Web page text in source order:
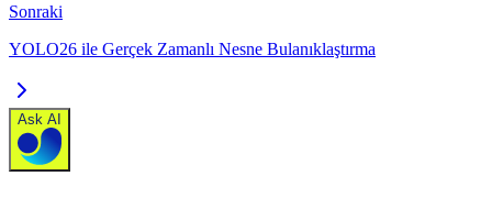
Sonraki
YOLO26 ile Gerçek Zamanlı Nesne Bulanıklaştırma
Ask AI